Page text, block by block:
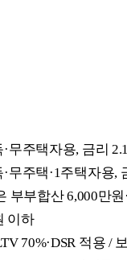
무주택자용, 금리
무주택·1주택자용,
부부합산 6,000만
이하
70%·DSR 적용 /